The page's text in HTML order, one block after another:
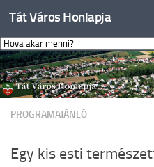
Skip to content
Tát Város Honlapja
PROGRAMAJÁNLÓ
Egy kis esti